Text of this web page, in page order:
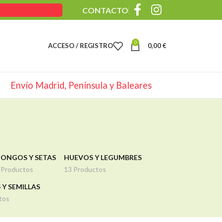
CONTACTO
ACCESO / REGISTRO 0 0,00€
Envío Madrid, Península y Baleares
Y SETAS
Productos
HUEVOS Y LEGUMBRES
13 Productos
SEMILLAS